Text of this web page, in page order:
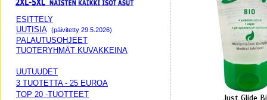
ESITTELY
UUTISIA
(päivitetty 29.5.2026)
PALAUTUSOHJEET
TUOTERYHMÄT KUVAKKEINA
UUTUUDET
3 TUOTETTA - 25 EUROA
TOP 20 -TUOTTEET